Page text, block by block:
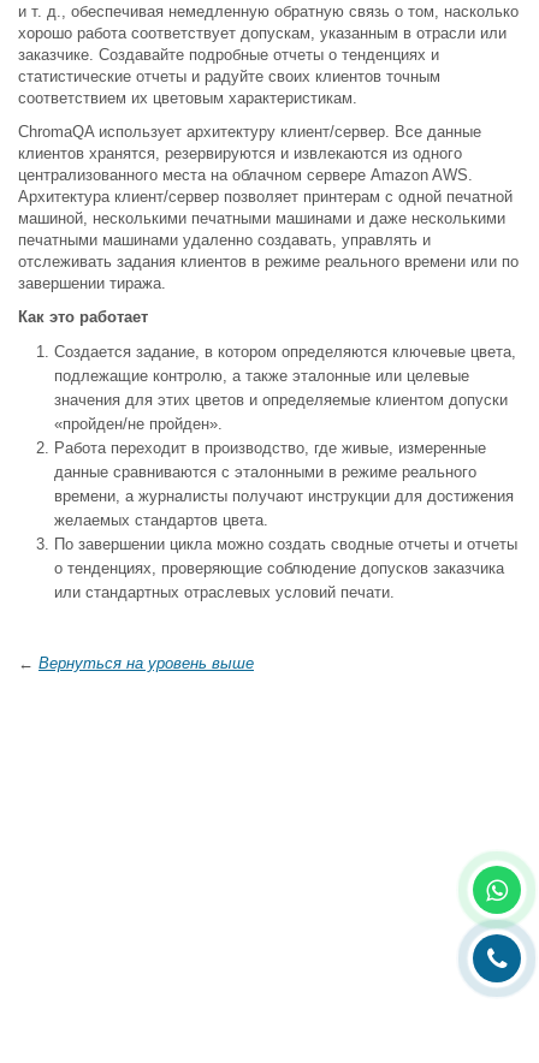
и т. д., обеспечивая немедленную обратную связь о том, насколько
хорошо работа соответствует допускам, указанным в отрасли или
заказчике. Создавайте подробные отчеты о тенденциях и
статистические отчеты и радуйте своих клиентов точным
соответствием их цветовым характеристикам.
ChromaQA использует архитектуру клиент/сервер. Все данные
клиентов хранятся, резервируются и извлекаются из одного
централизованного места на облачном сервере Amazon AWS.
Архитектура клиент/сервер позволяет принтерам с одной печатной
машиной, несколькими печатными машинами и даже несколькими
печатными машинами удаленно создавать, управлять и
отслеживать задания клиентов в режиме реального времени или по
завершении тиража.
Как это работает
Создается задание, в котором определяются ключевые цвета,
подлежащие контролю, а также эталонные или целевые
значения для этих цветов и определяемые клиентом допуски
«пройден/не пройден».
Работа переходит в производство, где живые, измеренные
данные сравниваются с эталонными в режиме реального
времени, а журналисты получают инструкции для достижения
желаемых стандартов цвета.
По завершении цикла можно создать сводные отчеты и отчеты
о тенденциях, проверяющие соблюдение допусков заказчика
или стандартных отраслевых условий печати.
← Вернуться на уровень выше